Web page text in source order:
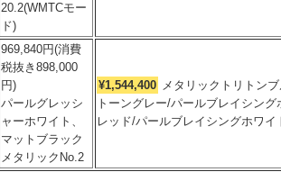
20.2(WMTCモー
ド)
969,840円(消費
税抜き898,000
円)
パールグレッシ
ャーホワイト、
マットブラック
メタリックNo.2
¥1,544,400 メタリックトリトン
トーングレー/パールブレイシン
レッド/パールブレイシングホワイ